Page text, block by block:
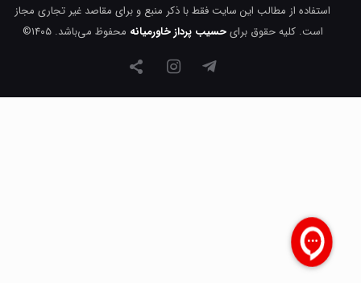
استفاده از مطالب این سایت فقط با ذکر منبع و برای مقاصد غیر تجاری مجاز
است. کلیه حقوق برایحسیب پرداز خاورمیانه محفوظ می‌باشد. ۱۴۰۵©